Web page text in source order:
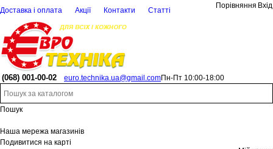
Доставка і оплата Акції Контакти Статті
Порівняння Вхід
(068) 001-00-02 euro.technika.ua@gmail.comПн-Пт 10:00-18:00
Пошук
Наша мережа магазинів
Подивитися на карті